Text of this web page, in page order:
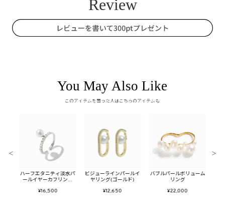
You May Also Like
このアイテムを買った人はこちらのアイテムも
ハーフエタニティ淡水パ
ールイヤーカフリング
¥16,500
ビジューラインパールイ
ヤリング(ゴールド)
¥12,650
バブルパールボリューム
リング
¥22,000
＜ ＞